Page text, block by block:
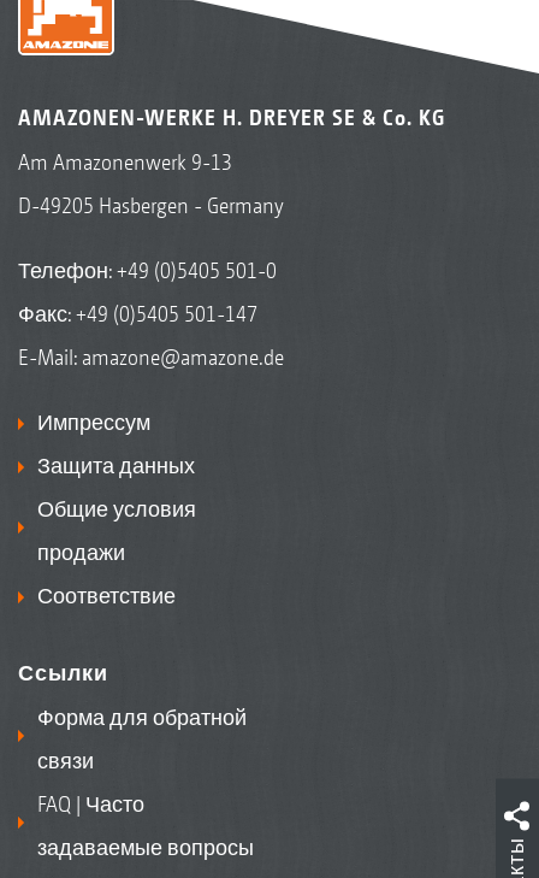
AMAZONEN-WERKE H. DREYER SE & Co. KG
Am Amazonenwerk 9-13
D-49205 Hasbergen - Germany
Телефон:+49 (0)5405 501-0
Факс: +49 (0)5405 501-147
E-Mail: amazone@amazone.de
Импрессум
Защита данных
Общие условия
продажи
Соответствие
Ссылки
Форма для обратной
связи
FAQ | Часто
задаваемые вопросы